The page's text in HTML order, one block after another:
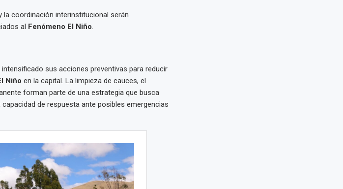
la coordinación interinstitucional serán
al Fenómeno El Niño.
sus acciones preventivas para reducir
Niño en la capital. La limpieza de cauces, el
forman parte de una estrategia que busca
de respuesta ante posibles emergencias